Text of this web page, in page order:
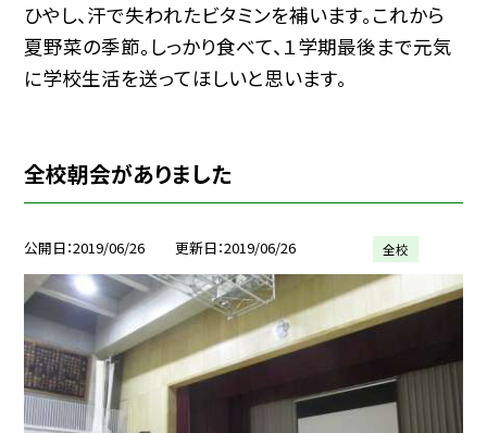
ひやし、汗で失われたビタミンを補います。これから
夏野菜の季節。しっかり食べて、１学期最後まで元気
に学校生活を送ってほしいと思います。
全校朝会がありました
公開日 2019/06/26 更新日 2019/06/26 全校